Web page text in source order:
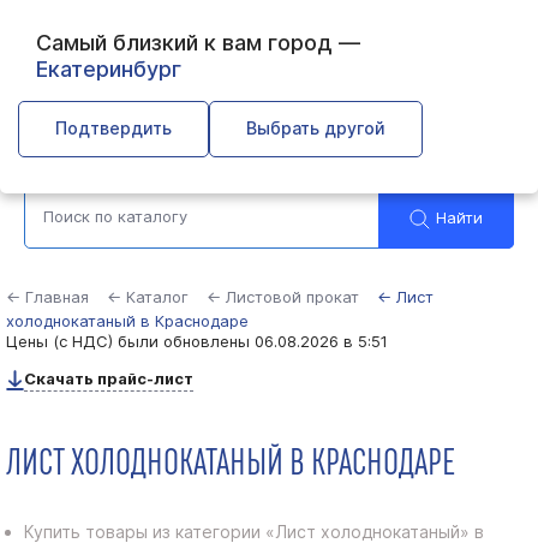
Самый близкий к вам город —
Екатеринбург
Подтвердить Выбрать другой
Краснодар
Найти
← Главная ← Каталог ← Листовой прокат
← Лист
холоднокатаный в Краснодаре
Цены (с НДС) были обновлены 06.08.2026 в 5:51
Скачать прайс-лист
ЛИСТ ХОЛОДНОКАТАНЫЙ В КРАСНОДАРЕ
Купить товары из категории «Лист холоднокатаный» в